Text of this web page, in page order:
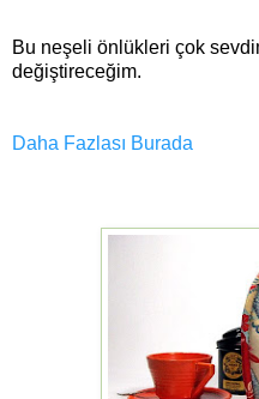
Bu neşeli önlükleri çok
değiştireceğim.
Daha Fazlası Burada